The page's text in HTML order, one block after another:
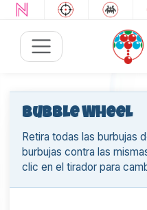
Bubble Wheel
Retira todas las burbujas
burbujas contra las
clic en el tirador para